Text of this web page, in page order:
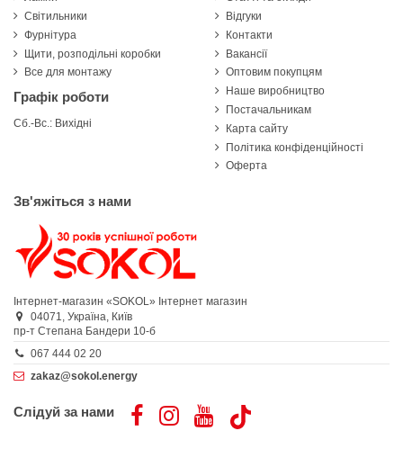
Світильники
Фурнітура
Щити, розподільні коробки
Все для монтажу
Графік роботи
Сб.-Вс.: Вихідні
Відгуки
Контакти
Вакансії
Оптовим покупцям
Наше виробництво
Постачальникам
Карта сайту
Політика конфіденційності
Оферта
Зв'яжіться з нами
Інтернет-магазин «SOKOL» Інтернет магазин
04071, Україна, Київ
пр-т Степана Бандери 10-б
067 444 02 20
zakaz@sokol.energy
Слідуй за нами